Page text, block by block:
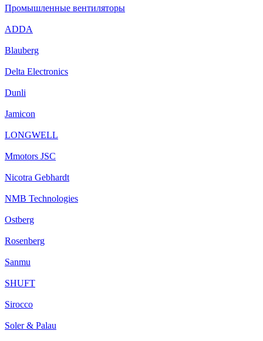
Промышленные вентиляторы
ADDA
Blauberg
Delta Electronics
Dunli
Jamicon
LONGWELL
Mmotors JSC
Nicotra Gebhardt
NMB Technologies
Ostberg
Rosenberg
Sanmu
SHUFT
Sirocco
Soler & Palau